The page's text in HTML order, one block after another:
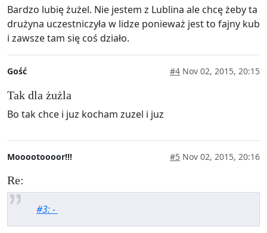
Bardzo lubię żużel. Nie jestem z Lublina ale chcę żeby ta
drużyna uczestniczyła w lidze ponieważ jest to fajny kub
i zawsze tam się coś działo.
Gość #4 Nov 02, 2015, 20:15
Tak dla żużla
Bo tak chce i juz kocham zuzel i juz
Mooootoooor!!! #5 Nov 02, 2015, 20:16
Re:
#3: -